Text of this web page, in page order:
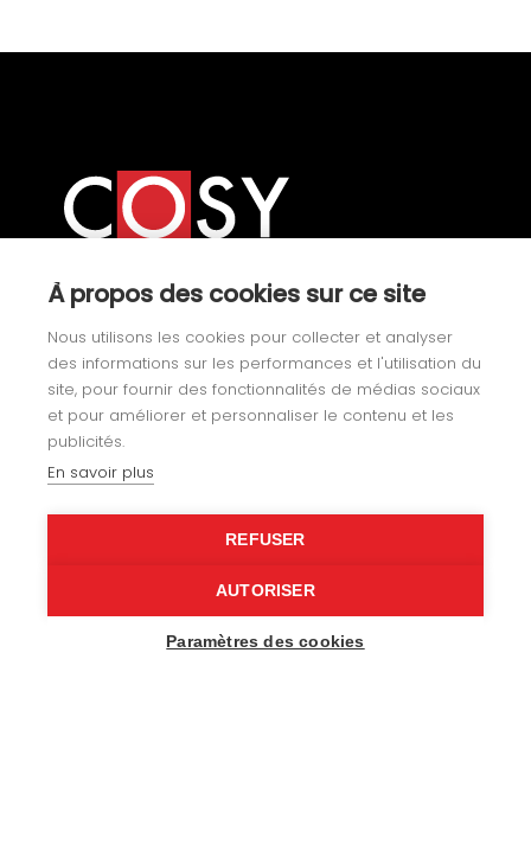
Yachting
Nos réalisations
À propos des cookies sur ce site
Nous utilisons les cookies pour collecter et analyser
des informations sur les performances et l'utilisation du
site, pour fournir des fonctionnalités de médias sociaux
et pour améliorer et personnaliser le contenu et les
publicités.
En savoir plus
REFUSER
AUTORISER
Paramètres des cookies